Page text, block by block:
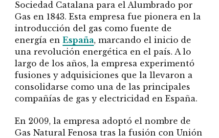
Sociedad Catalana para el Alumbrado por
Gas en 1843. Esta empresa fue pionera en la
introducción del gas como fuente de
energía en España, marcando el inicio de
una revolución energética en el país. A lo
largo de los años, la empresa experimentó
fusiones y adquisiciones que la llevaron a
consolidarse como una de las principales
compañías de gas y electricidad en España.
En 2009, la empresa adoptó el nombre de
Gas Natural Fenosa tras la fusión con Unión